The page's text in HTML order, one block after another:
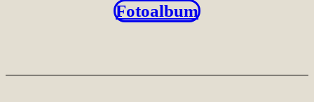
Fotoalbum